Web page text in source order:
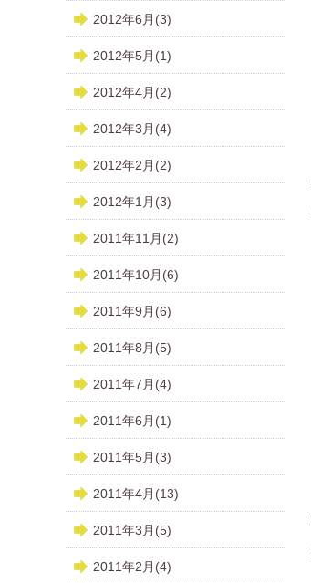
2012年6月(3)
2012年5月(1)
2012年4月(2)
2012年3月(4)
2012年2月(2)
2012年1月(3)
2011年11月(2)
2011年10月(6)
2011年9月(6)
2011年8月(5)
2011年7月(4)
2011年6月(1)
2011年5月(3)
2011年4月(13)
2011年3月(5)
2011年2月(4)